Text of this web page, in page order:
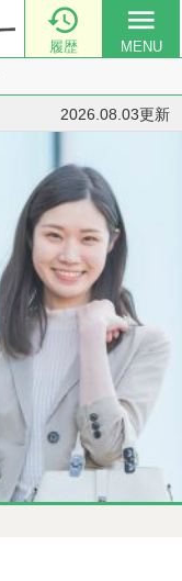

履歴
menu
MENU
2026.08.03更新